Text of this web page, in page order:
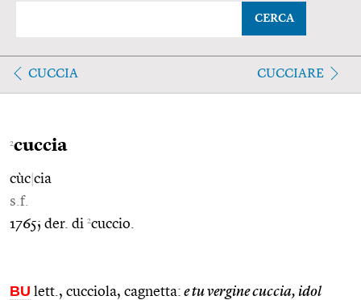
CERCA
CUCCIA CUCCIARE
2cuccia
cùc cia
s.f.
1765; der. di 2cuccio.
BU lett., cucciola, cagnetta: e tu vergine cuccia, idol